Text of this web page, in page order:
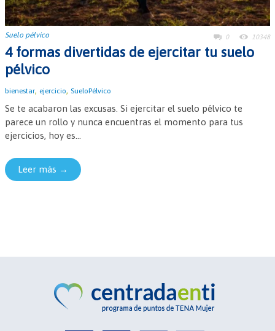
Suelo pélvico 0 10348
4 formas divertidas de ejercitar tu suelo
pélvico
bienestar, ejercicio, SueloPélvico
Se te acabaron las excusas. Si ejercitar el suelo pélvico te
parece un rollo y nunca encuentras el momento para tus
ejercicios, hoy es...
Leer más →